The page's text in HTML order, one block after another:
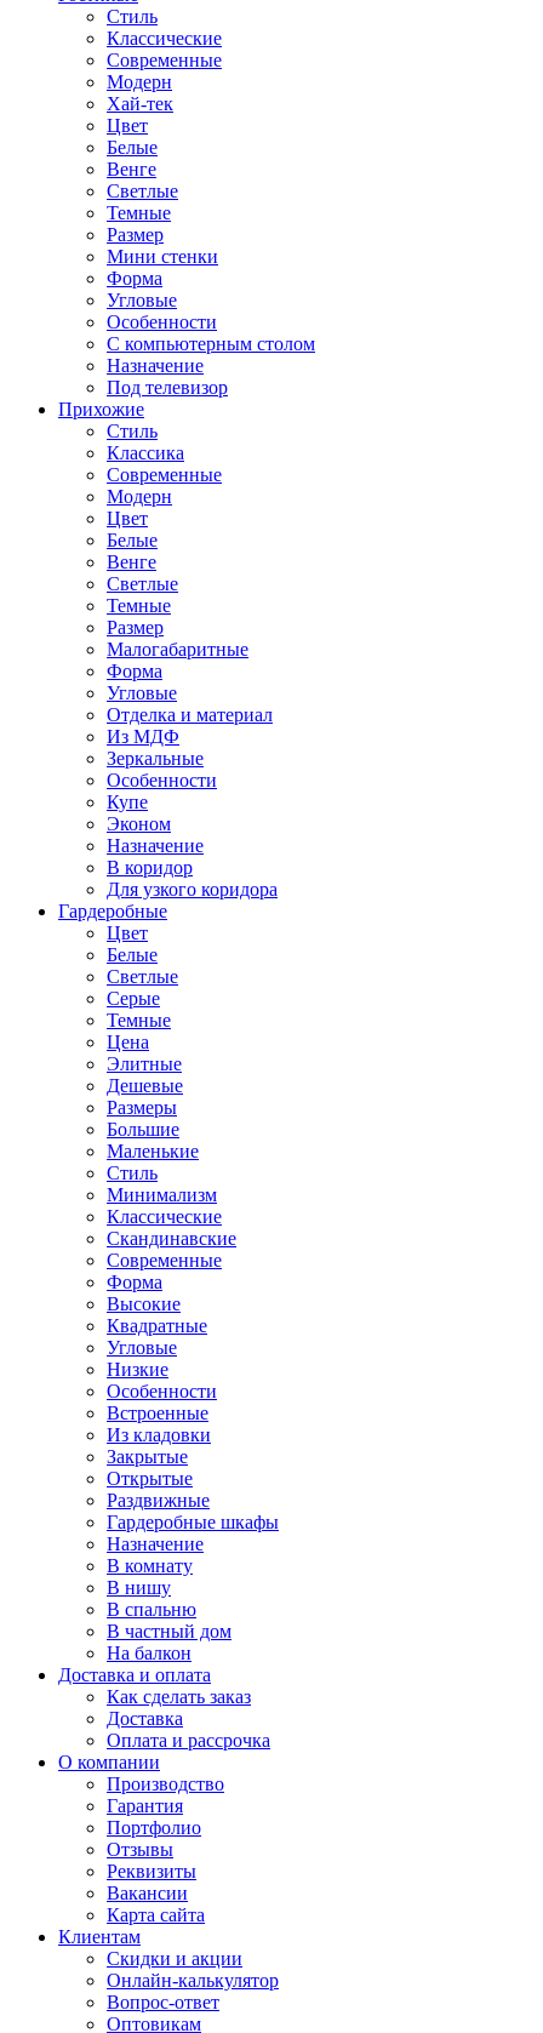
Стиль
Классические
Современные
Модерн
Хай-тек
Цвет
Белые
Венге
Светлые
Темные
Размер
Мини стенки
Форма
Угловые
Особенности
С компьютерным столом
Назначение
Под телевизор
Прихожие
Стиль
Классика
Современные
Модерн
Цвет
Белые
Венге
Светлые
Темные
Размер
Малогабаритные
Форма
Угловые
Отделка и материал
Из МДФ
Зеркальные
Особенности
Купе
Эконом
Назначение
В коридор
Для узкого коридора
Гардеробные
Цвет
Белые
Светлые
Серые
Темные
Цена
Элитные
Дешевые
Размеры
Большие
Маленькие
Стиль
Минимализм
Классические
Скандинавские
Современные
Форма
Высокие
Квадратные
Угловые
Низкие
Особенности
Встроенные
Из кладовки
Закрытые
Открытые
Раздвижные
Гардеробные шкафы
Назначение
В комнату
В нишу
В спальню
В частный дом
На балкон
Доставка и оплата
Как сделать заказ
Доставка
Оплата и рассрочка
О компании
Производство
Гарантия
Портфолио
Отзывы
Реквизиты
Вакансии
Карта сайта
Клиентам
Скидки и акции
Онлайн-калькулятор
Вопрос-ответ
Оптовикам